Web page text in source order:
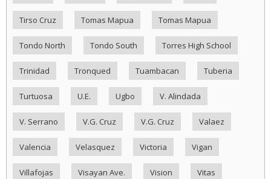
Tirso Cruz Tomas Mapua Tomas Mapua
Tondo North Tondo South Torres High School
Trinidad Tronqued Tuambacan Tuberia
Turtuosa U.E. Ugbo V. Alindada
V. Serrano V.G. Cruz V.G. Cruz Valaez
Valencia Velasquez Victoria Vigan
Villafojas Visayan Ave. Vision Vitas